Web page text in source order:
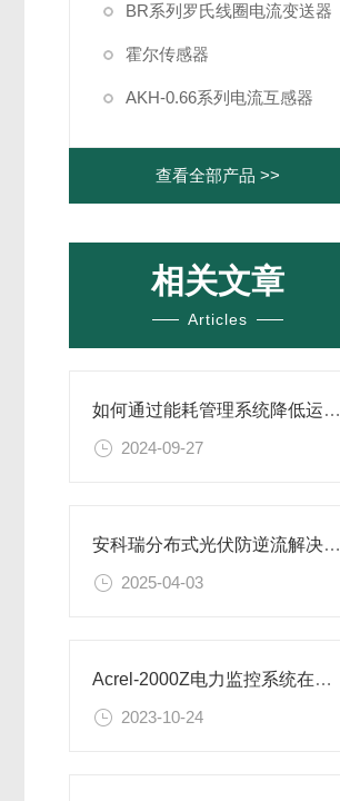
BR系列罗氏线圈电流变送器
霍尔传感器
AKH-0.66系列电流互感器
查看全部产品 >>
相关文章
Articles
如何通过能耗管理系统降低运营成本
2024-09-27
安科瑞分布式光伏防逆流解决方案如何守护电网安全
2025-04-03
Acrel-2000Z电力监控系统在重庆五桂堂历史文化商业街区的应用
2023-10-24